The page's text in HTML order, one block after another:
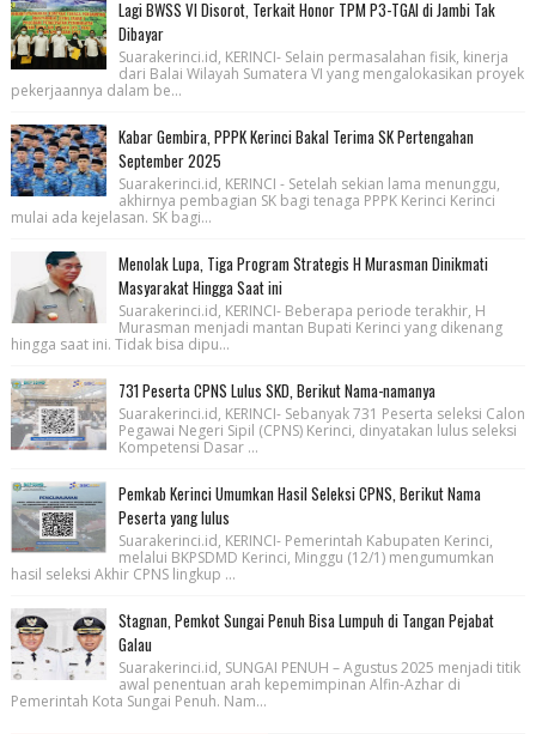
Lagi BWSS VI Disorot, Terkait Honor TPM P3-TGAI di Jambi Tak
Dibayar
Suarakerinci.id, KERINCI- Selain permasalahan fisik, kinerja
dari Balai Wilayah Sumatera VI yang mengalokasikan proyek
pekerjaannya dalam be...
Kabar Gembira, PPPK Kerinci Bakal Terima SK Pertengahan
September 2025
Suarakerinci.id, KERINCI - Setelah sekian lama menunggu,
akhirnya pembagian SK bagi tenaga PPPK Kerinci Kerinci
mulai ada kejelasan. SK bagi...
Menolak Lupa, Tiga Program Strategis H Murasman Dinikmati
Masyarakat Hingga Saat ini
Suarakerinci.id, KERINCI- Beberapa periode terakhir, H
Murasman menjadi mantan Bupati Kerinci yang dikenang
hingga saat ini. Tidak bisa dipu...
731 Peserta CPNS Lulus SKD, Berikut Nama-namanya
Suarakerinci.id, KERINCI- Sebanyak 731 Peserta seleksi Calon
Pegawai Negeri Sipil (CPNS) Kerinci, dinyatakan lulus seleksi
Kompetensi Dasar ...
Pemkab Kerinci Umumkan Hasil Seleksi CPNS, Berikut Nama
Peserta yang lulus
Suarakerinci.id, KERINCI- Pemerintah Kabupaten Kerinci,
melalui BKPSDMD Kerinci, Minggu (12/1) mengumumkan
hasil seleksi Akhir CPNS lingkup ...
Stagnan, Pemkot Sungai Penuh Bisa Lumpuh di Tangan Pejabat
Galau
Suarakerinci.id, SUNGAI PENUH – Agustus 2025 menjadi titik
awal penentuan arah kepemimpinan Alfin-Azhar di
Pemerintah Kota Sungai Penuh. Nam...